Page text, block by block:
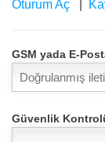
Oturum Aç
GSM yada E-
Güvenlik